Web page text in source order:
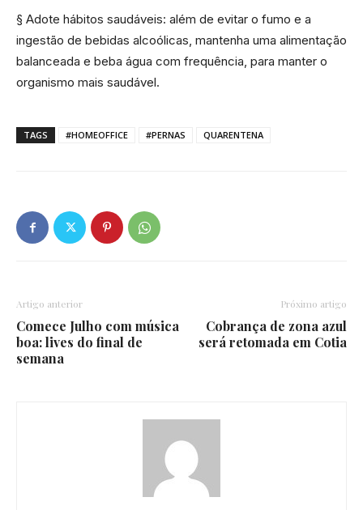
§ Adote hábitos saudáveis: além de evitar o fumo e a
ingestão de bebidas alcoólicas, mantenha uma alimentação
balanceada e beba água com frequência, para manter o
organismo mais saudável.
TAGS #HOMEOFFICE #PERNAS QUARENTENA
Artigo anterior
Comece Julho com música
boa: lives do final de
semana
Próximo artigo
Cobrança de zona azul
será retomada em Cotia